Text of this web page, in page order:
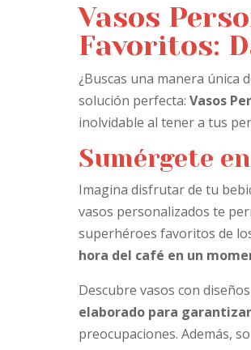
Vasos
Favoritos:
¿Buscas una manera única
solución perfecta: Vasos
inolvidable al tener a tus
Sumérgete
Imagina disfrutar de tu
vasos personalizados te
superhéroes favoritos de
hora del café en un
Descubre vasos con
elaborado para
preocupaciones. Además,